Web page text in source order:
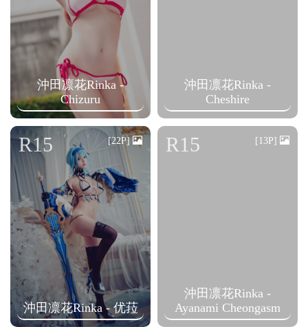
沖田凛花Rinka -
Chizuru
沖田凛花Rinka -
Cheshire
沖田凛花Rinka - 优菈
R15 [22P]
沖田凛花Rinka -
Ayanami Cheongasm
R15 [13P]